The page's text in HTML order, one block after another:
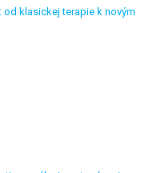
od klasickej terapie k novým